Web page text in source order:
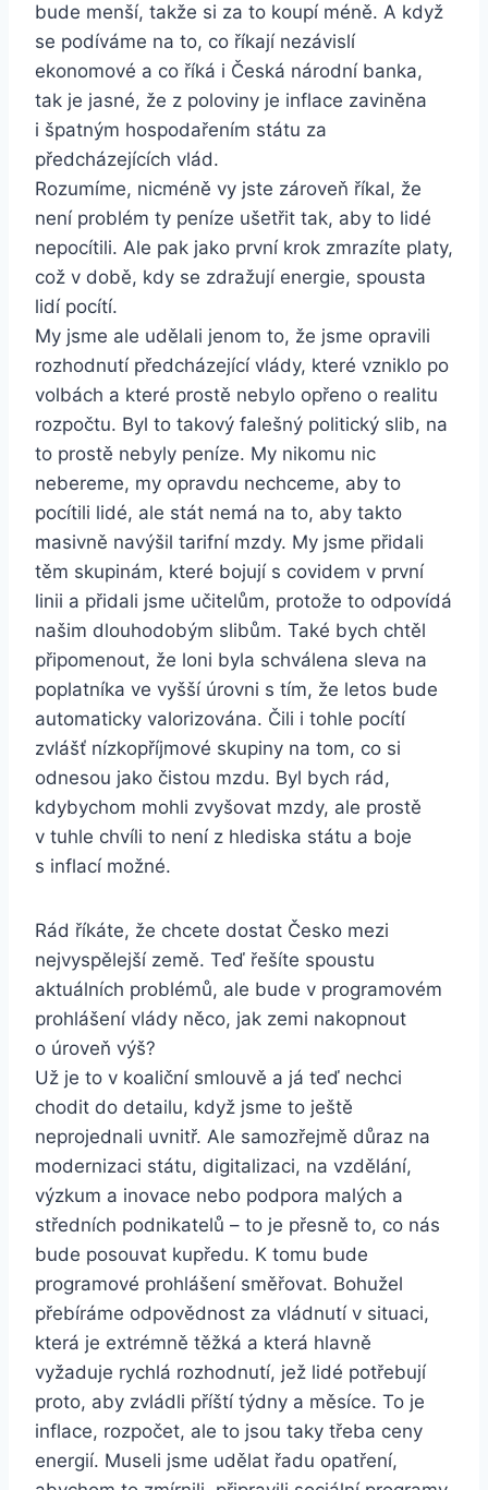
bude menší, takže si za to koupí méně. A když
se podíváme na to, co říkají nezávislí
ekonomové a co říká i Česká národní banka,
tak je jasné, že z poloviny je inflace zaviněna
i špatným hospodařením státu za
předcházejících vlád.
Rozumíme, nicméně vy jste zároveň říkal, že
není problém ty peníze ušetřit tak, aby to lidé
nepocítili. Ale pak jako první krok zmrazíte platy,
což v době, kdy se zdražují energie, spousta
lidí pocítí.
My jsme ale udělali jenom to, že jsme opravili
rozhodnutí předcházející vlády, které vzniklo po
volbách a které prostě nebylo opřeno o realitu
rozpočtu. Byl to takový falešný politický slib, na
to prostě nebyly peníze. My nikomu nic
nebereme, my opravdu nechceme, aby to
pocítili lidé, ale stát nemá na to, aby takto
masivně navýšil tarifní mzdy. My jsme přidali
těm skupinám, které bojují s covidem v první
linii a přidali jsme učitelům, protože to odpovídá
našim dlouhodobým slibům. Také bych chtěl
připomenout, že loni byla schválena sleva na
poplatníka ve vyšší úrovni s tím, že letos bude
automaticky valorizována. Čili i tohle pocítí
zvlášť nízkopříjmové skupiny na tom, co si
odnesou jako čistou mzdu. Byl bych rád,
kdybychom mohli zvyšovat mzdy, ale prostě
v tuhle chvíli to není z hlediska státu a boje
s inflací možné.
Rád říkáte, že chcete dostat Česko mezi
nejvyspělejší země. Teď řešíte spoustu
aktuálních problémů, ale bude v programovém
prohlášení vlády něco, jak zemi nakopnout
o úroveň výš?
Už je to v koaliční smlouvě a já teď nechci
chodit do detailu, když jsme to ještě
neprojednali uvnitř. Ale samozřejmě důraz na
modernizaci státu, digitalizaci, na vzdělání,
výzkum a inovace nebo podpora malých a
středních podnikatelů – to je přesně to, co nás
bude posouvat kupředu. K tomu bude
programové prohlášení směřovat. Bohužel
přebíráme odpovědnost za vládnutí v situaci,
která je extrémně těžká a která hlavně
vyžaduje rychlá rozhodnutí, jež lidé potřebují
proto, aby zvládli příští týdny a měsíce. To je
inflace, rozpočet, ale to jsou taky třeba ceny
energií. Museli jsme udělat řadu opatření,